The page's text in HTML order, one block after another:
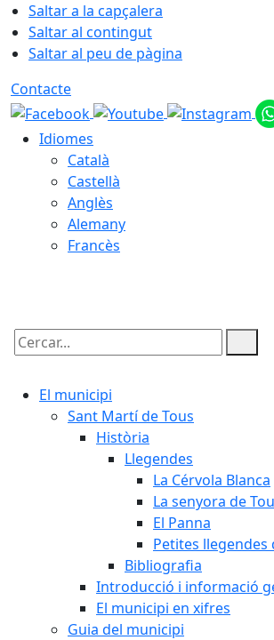
Saltar a la capçalera
Saltar al contingut
Saltar al peu de pàgina
Contacte
Idiomes
Català
Castellà
Anglès
Alemany
Francès
Cercar:
El municipi
Sant Martí de Tous
Història
Llegendes
La Cérvola Blanca
La senyora de
El Panna
Petites llegendes
Bibliografia
Introducció i informació
El municipi en xifres
Guia del municipi